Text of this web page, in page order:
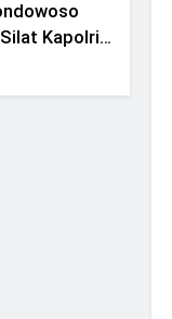
Kapolri